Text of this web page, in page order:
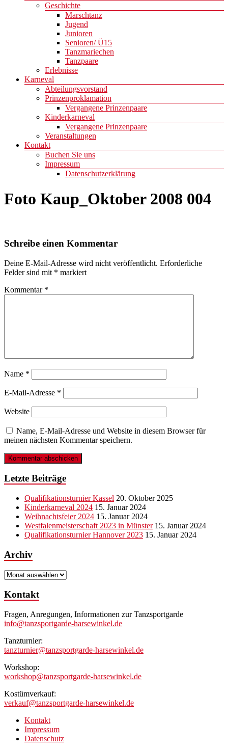
Geschichte
Marschtanz
Jugend
Junioren
Senioren/ Ü15
Tanzmariechen
Tanzpaare
Erlebnisse
Karneval
Abteilungsvorstand
Prinzenproklamation
Vergangene Prinzenpaare
Kinderkarneval
Vergangene Prinzenpaare
Veranstaltungen
Kontakt
Buchen Sie uns
Impressum
Datenschutzerklärung
Foto Kaup_Oktober 2008 004
Schreibe einen Kommentar
Deine E-Mail-Adresse wird nicht veröffentlicht. Erforderliche
Felder sind mit * markiert
Kommentar *
Name *
E-Mail-Adresse *
Website
Name, E-Mail-Adresse und Website in diesem Browser für
meinen nächsten Kommentar speichern.
Letzte Beiträge
Qualifikationsturnier Kassel 20. Oktober 2025
Kinderkarneval 2024 15. Januar 2024
Weihnachtsfeier 2024 15. Januar 2024
Westfalenmeisterschaft 2023 in Münster 15. Januar 2024
Qualifikationsturnier Hannover 2023 15. Januar 2024
Archiv
Archiv
Kontakt
Fragen, Anregungen, Informationen zur Tanzsportgarde
info@tanzsportgarde-harsewinkel.de
Tanzturnier:
tanzturnier@tanzsportgarde-harsewinkel.de
Workshop:
workshop@tanzsportgarde-harsewinkel.de
Kostümverkauf:
verkauf@tanzsportgarde-harsewinkel.de
Kontakt
Impressum
Datenschutz